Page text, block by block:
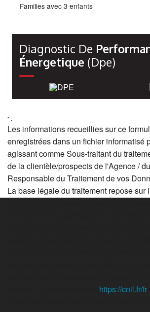
Familles avec 3 enfants
Diagnostic De
Énergetique (dpe)
* :
Les informations recueillies sur ce
enregistrées dans un fichier informatisé
agissant comme Sous-traitant du
de la clientèle/prospects de l'Agence /
Responsable du Traitement de vos
La base légale du traitement repose sur
https://cnil.fr/fr